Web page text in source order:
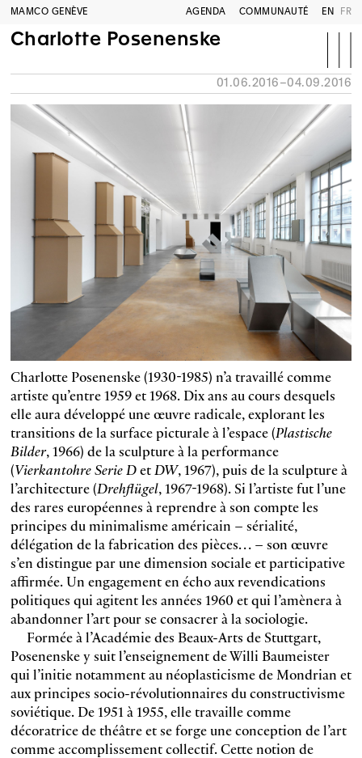
MAMCO GENÈVE AGENDA COMMUNAUTÉ EN FR
Charlotte Posenenske
01.06.2016–04.09.2016
Charlotte Posenenske (1930-1985) n’a travaillé comme
artiste qu’entre 1959 et 1968. Dix ans au cours desquels
elle aura développé une œuvre radicale, explorant les
transitions de la surface picturale à l’espace (Plastische
Bilder, 1966) de la sculpture à la performance
(Vierkantohre Serie DetDW, 1967), puis de la sculpture à
l’architecture (Drehflügel, 1967-1968). Si l’artiste fut l’une
des rares européennes à reprendre à son compte les
principes du minimalisme américain – sérialité,
délégation de la fabrication des pièces… – son œuvre
s’en distingue par une dimension sociale et participative
affirmée. Un engagement en écho aux revendications
politiques qui agitent les années 1960 et qui l’amènera à
abandonner l’art pour se consacrer à la sociologie.
Formée à l’Académie des Beaux-Arts de Stuttgart,
Posenenske y suit l’enseignement de Willi Baumeister
qui l’initie notamment au néoplasticisme de Mondrian et
aux principes socio-révolutionnaires du constructivisme
soviétique. De 1951 à 1955, elle travaille comme
décoratrice de théâtre et se forge une conception de l’art
comme accomplissement collectif. Cette notion de